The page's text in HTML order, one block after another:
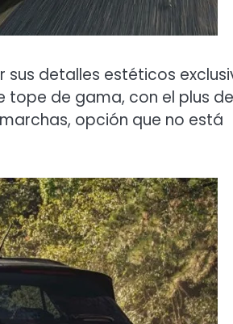
detalles estéticos
tope de gama, con el plus de
opción que no está